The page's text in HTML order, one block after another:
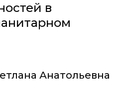
в
Анатольевна